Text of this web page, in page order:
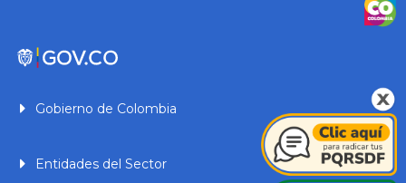
Gobierno de Colombia
Entidades del Sector